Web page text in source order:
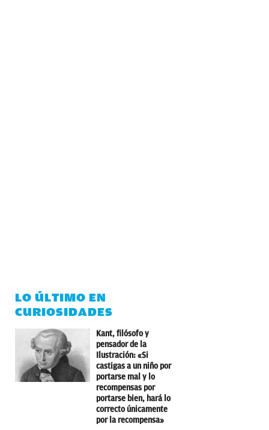
LO ÚLTIMO EN
CURIOSIDADES
Kant, filósofo y
pensador de la
Ilustración: «Si
castigas a un niño por
portarse mal y lo
recompensas por
portarse bien, hará lo
correcto únicamente
por la recompensa»